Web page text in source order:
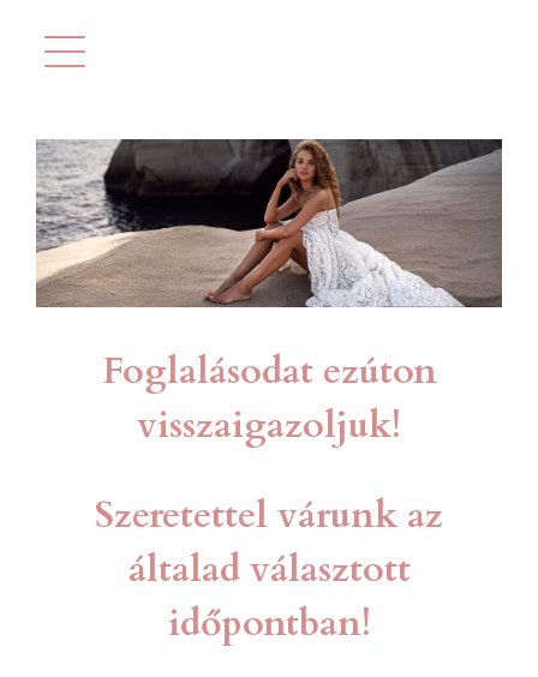
Foglalásodat ezúton
visszaigazoljuk!
Szeretettel várunk az
általad választott
időpontban!